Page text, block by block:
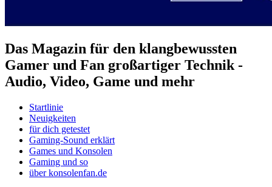
Das Magazin für den klangbewussten
Gamer und Fan großartiger Technik -
Audio, Video, Game und mehr
Startlinie
Neuigkeiten
für dich getestet
Gaming-Sound erklärt
Games und Konsolen
Gaming und so
über konsolenfan.de